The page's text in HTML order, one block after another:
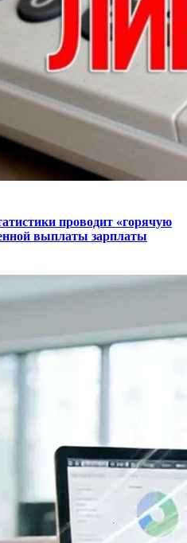
проводит «горячую
выплаты зарплаты